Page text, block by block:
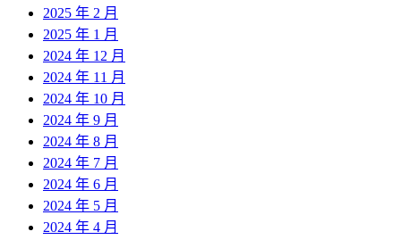
2025 年 2 月
2025 年 1 月
2024 年 12 月
2024 年 11 月
2024 年 10 月
2024 年 9 月
2024 年 8 月
2024 年 7 月
2024 年 6 月
2024 年 5 月
2024 年 4 月